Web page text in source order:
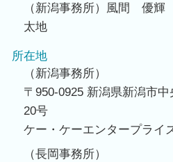
（新潟事務所）風間 優
太地
所在地
（新潟事務所）
〒950-0925 新潟県新潟市
20号
ケー・ケーエンタープライ
（長岡事務所）